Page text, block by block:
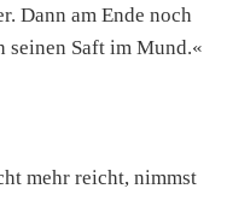
Dann am Ende noch
seinen Saft im Mund.«
mehr reicht, nimmst